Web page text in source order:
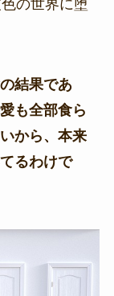
の世界に堕
結果であ
も全部食ら
から、本来
るわけで